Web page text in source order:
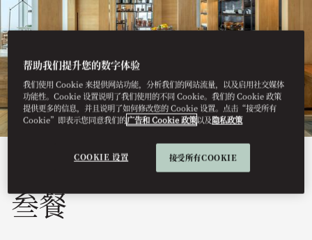
叁餐
帮助我们提升您的数字体验
我们使用 Cookie 来提供网站功能，分析我们的网站流量，以及启用社交媒体
功能性。Cookie 设置说明了我们使用的不同 Cookie。我们的 Cookie 政策
提供更多的信息，并且说明了如何修改您的 Cookie 设置。点击“接受所有
Cookie”即表示您同意我们的广告和 Cookie 政策以及隐私政策
COOKIE 设置 接受所有COOKIE